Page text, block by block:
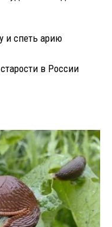
и спеть арию
в России